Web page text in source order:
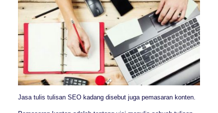
Jasa tulis tulisan SEO kadang disebut juga pemasaran konten.